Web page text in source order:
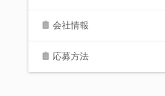
会社情報
応募方法